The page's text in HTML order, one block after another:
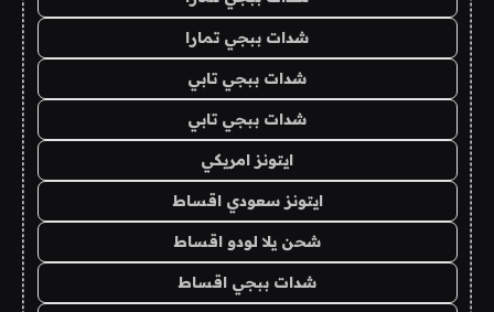
شدات ببجي تمارا
شدات ببجي تابي
شدات ببجي تابي
ايتونز امريكي
ايتونز سعودي اقساط
شحن يلا لودو اقساط
شدات ببجي اقساط